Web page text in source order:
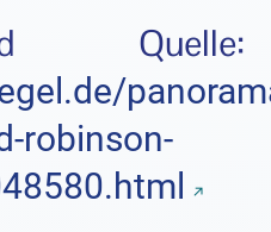
Quelle:
robinson-